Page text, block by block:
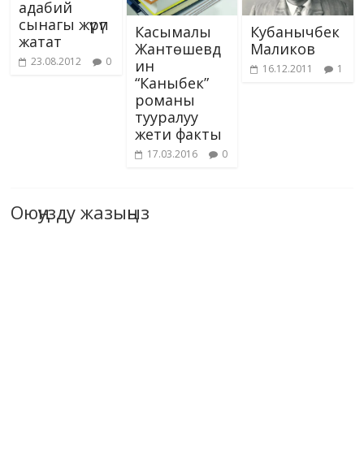
адабий
сынагы жүрүп
жатат
23.08.2012 0
Касымалы
Жантөшевд
ин
“Каныбек”
романы
тууралуу
жети факты
17.03.2016 0
Кубанычбек
Маликов
16.12.2011 1
Оюңузду жазыңыз